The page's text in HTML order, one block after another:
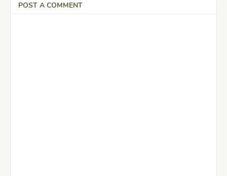
POST A COMMENT